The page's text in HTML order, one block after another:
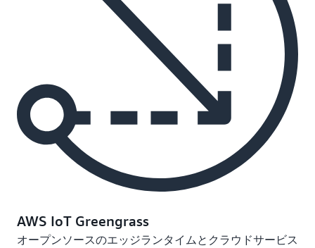
AWS IoT Greengrass
オープンソースのエッジランタイムとクラウドサービス